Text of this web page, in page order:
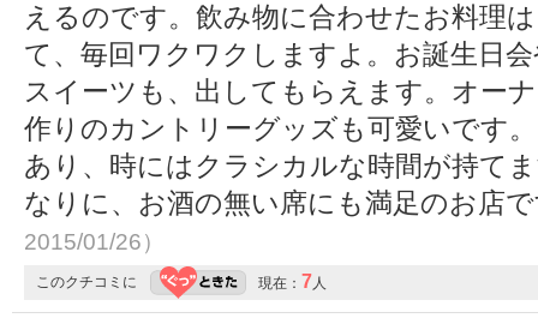
えるのです。飲み物に合わせたお料理
て、毎回ワクワクしますよ。お誕生日
スイーツも、出してもらえます。オー
作りのカントリーグッズも可愛いです
あり、時にはクラシカルな時間が持て
なりに、お酒の無い席にも満足のお店
2015/01/26）
このクチコミに 現在： 7人